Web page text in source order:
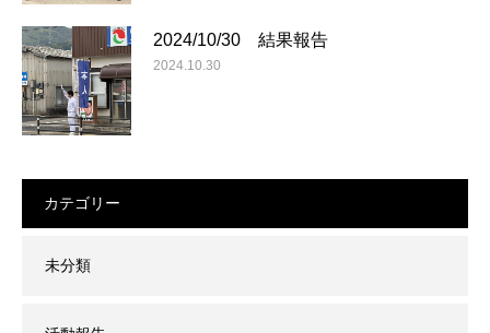
2024/10/30 結果報告
2024.10.30
カテゴリー
未分類